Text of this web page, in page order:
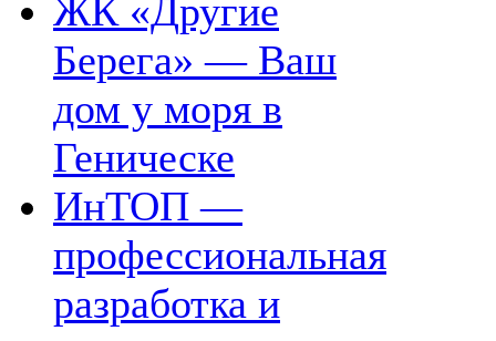
ЖК «Другие
Берега» — Ваш
дом у моря в
Геническе
ИнТОП —
профессиональная
разработка и